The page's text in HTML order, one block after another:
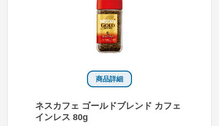
商品詳細
ネスカフェ ゴールドブレンド カフェ
インレス 80g